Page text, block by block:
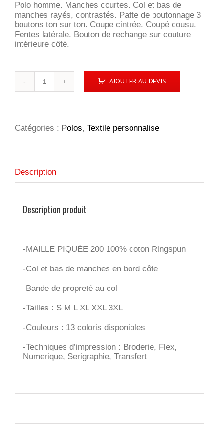
Polo homme. Manches courtes. Col et bas de
manches rayés, contrastés. Patte de boutonnage 3
boutons ton sur ton. Coupe cintrée. Coupé cousu.
Fentes latérale. Bouton de rechange sur couture
intérieure côté.
AJOUTER AU DEVIS
Catégories : Polos, Textile personnalise
Description
Description produit
-MAILLE PIQUÉE 200 100% coton Ringspun
-Col et bas de manches en bord côte
-Bande de propreté au col
-Tailles : S M L XL XXL 3XL
-Couleurs : 13 coloris disponibles
-Techniques d’impression : Broderie, Flex,
Numerique, Serigraphie, Transfert